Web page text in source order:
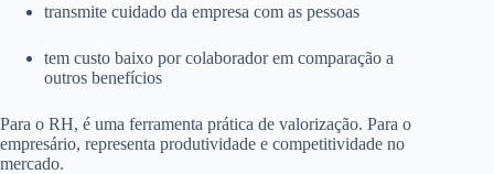
transmite cuidado da empresa com as pessoas
tem custo baixo por colaborador em comparação a
outros benefícios
Para o RH, é uma ferramenta prática de valorização. Para o
empresário, representa produtividade e competitividade no
mercado.